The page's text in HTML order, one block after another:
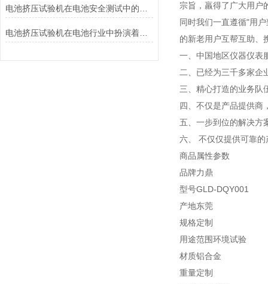
宗旨，羸得了广大用户
同时我们一直遵循"用
的新老用户互帮互助、
一、中国地区仪器仪表
二、已经为三千多家企
三、精心打造的业务队
四、不仅是产品提供商
五、一步到位的解决方
六、 不仅仅提供可靠
商品属性参数
品牌力鼎
型号GLD-DQY001
产地东莞
规格定制
用途范围环境试验
材质铝合金
重量定制